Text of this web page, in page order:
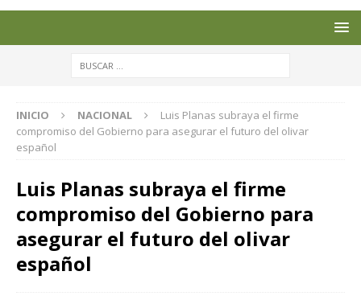
INICIO NACIONAL
Luis Planas subraya el firme
compromiso del Gobierno para asegurar el futuro del olivar
español
Luis Planas subraya el firme
compromiso del Gobierno para
asegurar el futuro del olivar
español